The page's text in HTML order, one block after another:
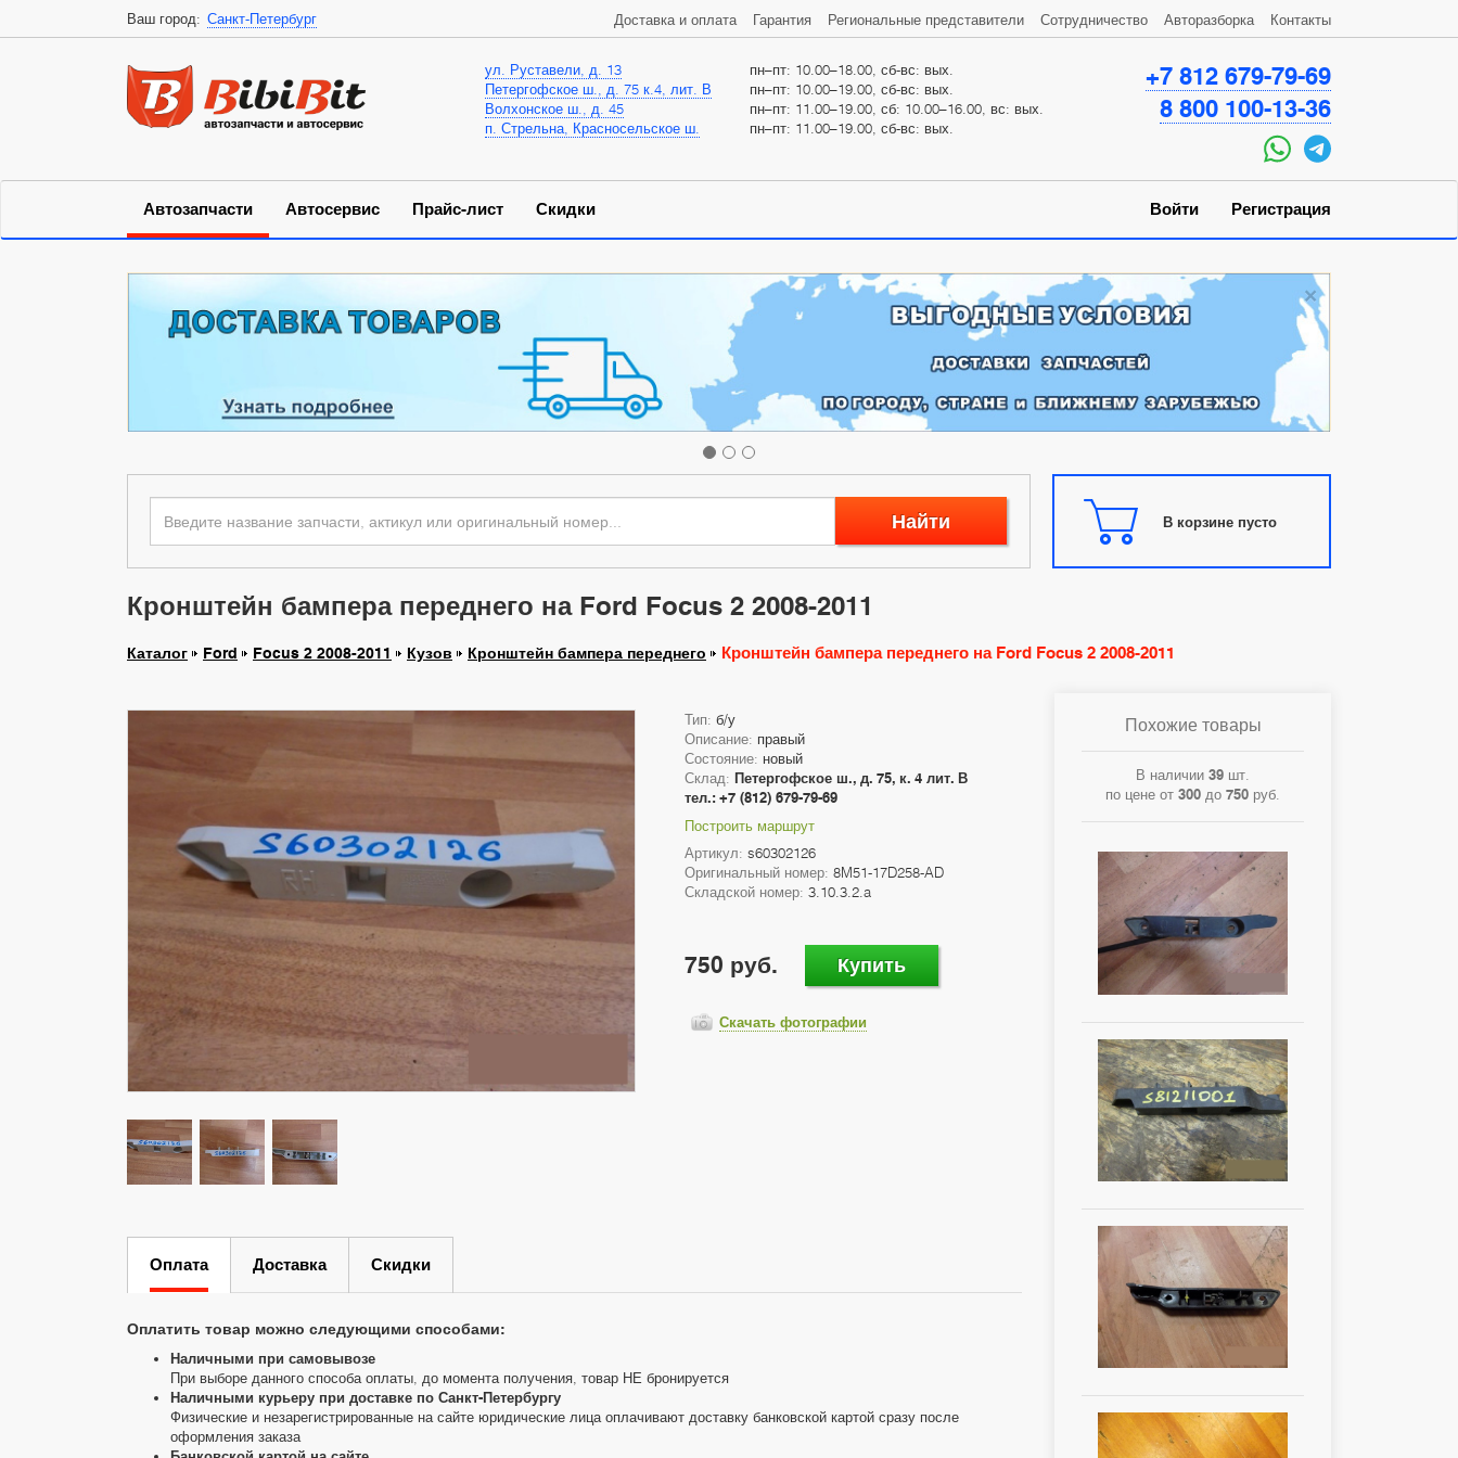
Ваш город: Санкт-Петербург
ул. Руставели, д. 13
пн–пт: 10.00–18.00, сб-вс: вых.
Петергофское ш., д. 75 к.4, лит. В
пн–пт: 10.00–19.00, сб-вс: вых.
Волхонское ш., д. 45
пн–пт: 11.00–19.00, сб: 10.00–16.00, вс: вых.
п. Стрельна, Красносельское ш.
пн–пт: 11.00–19.00, сб-вс: вых.
+7 812 679-79-69
8 800 100-13-36
Автозапчасти Автосервис Прайс-лист Скидки
Доставка и оплата Гарантия Региональные представители Сотрудничество Авторазборка Контакты
Войти Регистрация
×
Найти В корзине пусто
Кронштейн бампера переднего на Ford Focus 2 2008-2011
Каталог Ford Focus 2 2008-2011 Кузов Кронштейн бампера переднего Кронштейн бампера переднего на Ford Focus 2 2008-2011
Тип: б/у
Описание: правый
Состояние: новый
Склад: Петергофское ш., д. 75, к. 4 лит. В
тел.: +7 (812) 679-79-69
Построить маршрут
Артикул: s60302126
Оригинальный номер: 8M51-17D258-AD
Складской номер: 3.10.3.2.a
750 руб. Купить
Скачать фотографии
Оплата Доставка Скидки
Оплатить товар можно следующими способами:
Наличными при самовывозе
При выборе данного способа оплаты, до момента получения, товар НЕ бронируется
Наличными курьеру при доставке по Санкт-Петербургу
Физические и незарегистрированные на сайте юридические лица оплачивают доставку банковской картой сразу после
оформления заказа
Похожие товары
В наличии 39 шт.
по цене от 300 до 750 руб.